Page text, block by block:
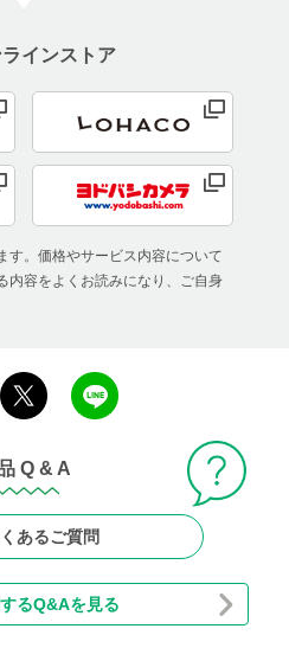
インストア
。価格やサービス内容について
内容をよくお読みになり、ご自身
Q & A
あるご質問
るQ&Aを見る